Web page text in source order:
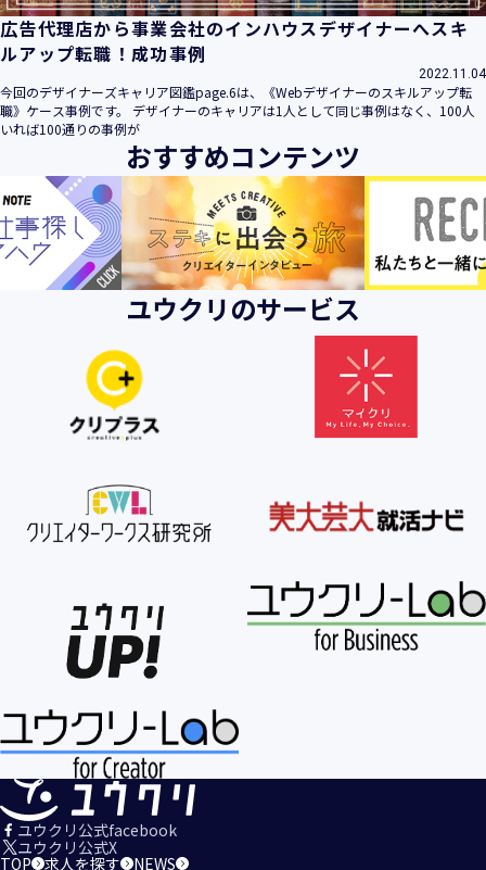
当社は、以下の方法により、個人情報を取得させていただき
ます。
当社サービスにおいて、自ら入力された個人情報を、当社は
取得・収集させていただきます。
・電子メール、郵便、書面、電話等の手段により取得・収集
させていただく方法
当社に対し、電子メール、郵便、書面、電話等の手段によっ
て、ご提供いただいた個人情報を、当社は取得・収集させて
いただきます。
・当社等へアクセスされた際に情報を収集させていただく方
す。これらの情報には、利用されるURL、ブラウザや携帯電
話の種類、IPアドレスなどの情報を含みます。
【個人情報の利用目的の公表】
当社は、個人情報を次の利用目的の範囲内で利用すること
第１項及びJISQ15001:2017の附属書A.3.4.2.4に基づき公表し
＜個人情報の利用目的＞
１．当社のサービスを提供するため
２．当社のサービスを安心・安全にご利用いただける環境整
備のため
３．当社のサービスの運営・管理のため
４．当社のサービスに関するご案内、お問い合せ等への対応
５．当社、その他当社のサービスについての調査・データ集
積、改善、研究開発のため
６．当社がおすすめする商品・サービスなどのご案内を送
信・送付するため
７．当社とお客様の間での必要な連絡を行うため
８．当社のサービスに関する当社の規約、ポリシー等（以下
「規約等」といいます。）に違反する行為に対する対応のた
広告代理店から事業会社のインハウスデザイナーへスキ
ルアップ転職！成功事例
2022.11.04
今回のデザイナーズキャリア図鑑page.6は、《Webデザイナーのスキルアップ転
職》ケース事例です。 デザイナーのキャリアは1人として同じ事例はなく、100人
いれば100通りの事例が
おすすめコンテンツ
ユウクリのサービス
ユウクリ公式facebook
ユウクリ公式X
TOP 求人を探す NEWS